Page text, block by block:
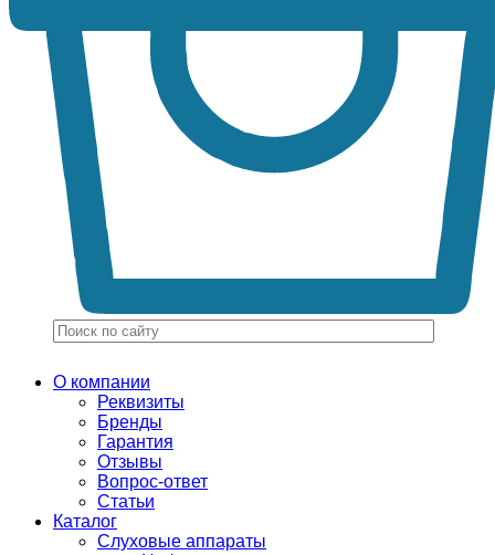
О компании
Реквизиты
Бренды
Гарантия
Отзывы
Вопрос-ответ
Статьи
Каталог
Слуховые аппараты